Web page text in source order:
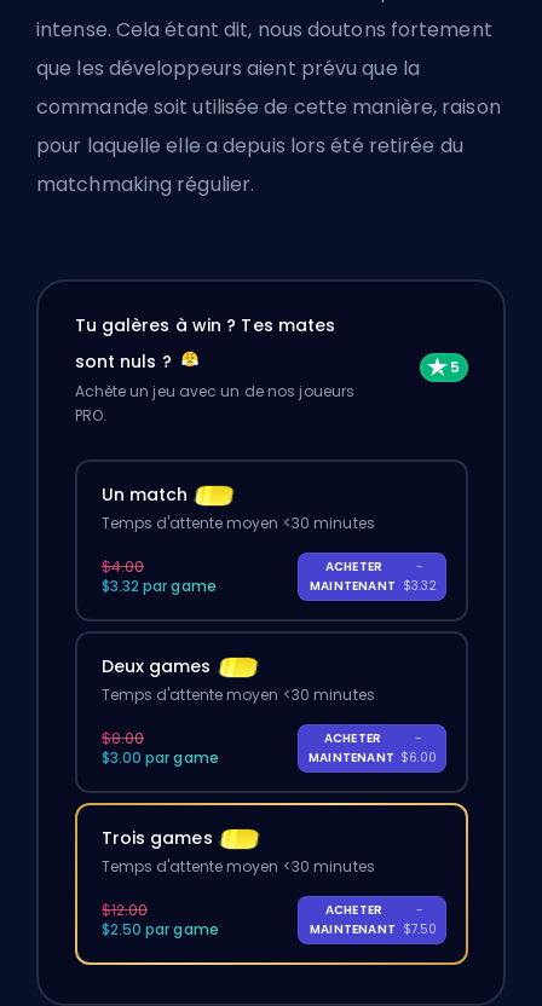
intense. Cela étant dit, nous doutons fortement
que les développeurs aient prévu que la
commande soit utilisée de cette manière, raison
pour laquelle elle a depuis lors été retirée du
matchmaking régulier.
Tu galères à win ? Tes mates
sont nuls ?
Achète un jeu avec un de nos joueurs
PRO.
Un match
Temps d'attente moyen <30 minutes
$4.00
$3.32 par game
ACHETER
MAINTENANT
-
$3.32
Deux games
Temps d'attente moyen <30 minutes
$8.00
$3.00 par game
ACHETER
MAINTENANT
-
$6.00
Trois games
Temps d'attente moyen <30 minutes
$12.00
$2.50 par game
ACHETER
MAINTENANT
-
$7.50